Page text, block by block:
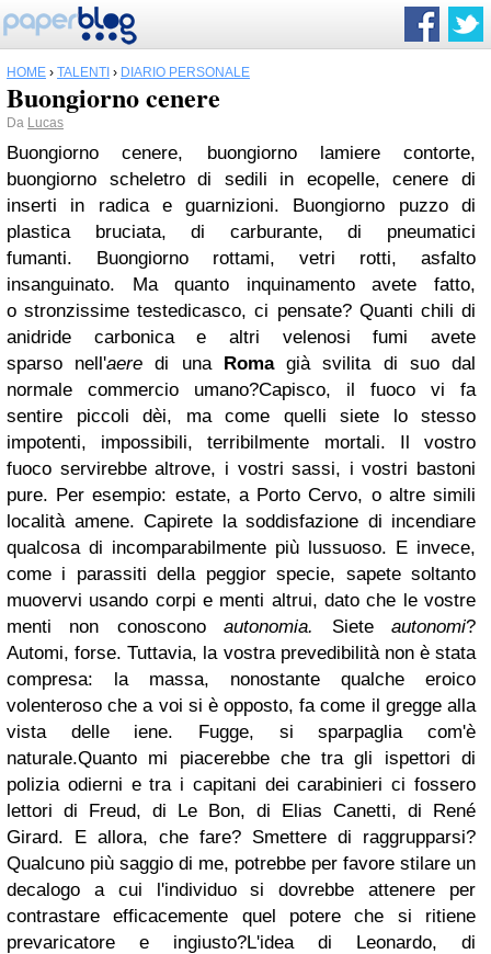
HOME › TALENTI › DIARIO PERSONALE
Buongiorno cenere
Da Lucas
Buongiorno cenere, buongiorno lamiere contorte,
buongiorno scheletro di sedili in ecopelle, cenere di
inserti in radica e guarnizioni. Buongiorno puzzo di
plastica bruciata, di carburante, di pneumatici
fumanti. Buongiorno rottami, vetri rotti, asfalto
insanguinato. Ma quanto inquinamento avete fatto,
o stronzissime testedicasco, ci pensate? Quanti chili di
anidride carbonica e altri velenosi fumi avete
sparso nell'aere di una Romagià svilita di suo dal
normale commercio umano?Capisco, il fuoco vi fa
sentire piccoli dèi, ma come quelli siete lo stesso
impotenti, impossibili, terribilmente mortali. Il vostro
fuoco servirebbe altrove, i vostri sassi, i vostri bastoni
pure. Per esempio: estate, a Porto Cervo, o altre simili
località amene. Capirete la soddisfazione di incendiare
qualcosa di incomparabilmente più lussuoso. E invece,
come i parassiti della peggior specie, sapete soltanto
muovervi usando corpi e menti altrui, dato che le vostre
menti non conosconoautonomia. Sieteautonomi?
Automi, forse. Tuttavia, la vostra prevedibilità non è stata
compresa: la massa, nonostante qualche eroico
volenteroso che a voi si è opposto, fa come il gregge alla
vista delle iene. Fugge, si sparpaglia com'è
naturale.Quanto mi piacerebbe che tra gli ispettori di
polizia odierni e tra i capitani dei carabinieri ci fossero
lettori di Freud, di Le Bon, di Elias Canetti, di René
Girard. E allora, che fare? Smettere di raggrupparsi?
Qualcuno più saggio di me, potrebbe per favore stilare un
decalogo a cui l'individuo si dovrebbe attenere per
contrastare efficacemente quel potere che si ritiene
prevaricatore e ingiusto?L'idea di Leonardo, di